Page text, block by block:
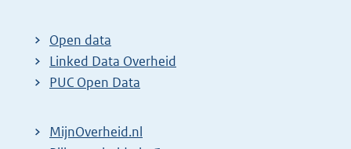
t
e
r
l
Open data
Linked Data Overheid
PUC Open Data
MijnOverheid.nl